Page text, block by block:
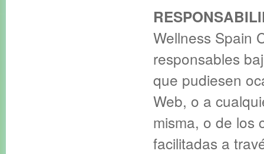
Wellness Spain
responsables
que pudiesen
Web, o a
misma, o de los
facilitadas a